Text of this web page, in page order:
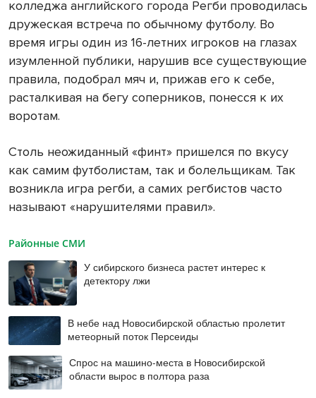
колледжа английского города Регби проводилась
дружеская встреча по обычному футболу. Во
время игры один из 16-летних игроков на глазах
изумленной публики, нарушив все существующие
правила, подобрал мяч и, прижав его к себе,
расталкивая на бегу соперников, понесся к их
воротам.
Столь неожиданный «финт» пришелся по вкусу
как самим футболистам, так и болельщикам. Так
возникла игра регби, а самих регбистов часто
называют «нарушителями правил».
Районные СМИ
У сибирского бизнеса растет интерес к
детектору лжи
В небе над Новосибирской областью пролетит
метеорный поток Персеиды
Спрос на машино-места в Новосибирской
области вырос в полтора раза